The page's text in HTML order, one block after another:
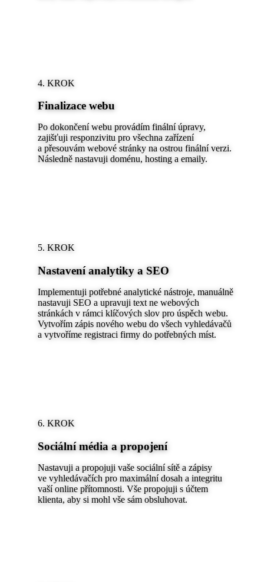
4. KROK
Finalizace webu
Po dokončení webu provádím finální úpravy,
zajišťuji responzivitu pro všechna zařízení
a přesouvám webové stránky na ostrou finální verzi.
Následně nastavuji doménu, hosting a emaily.
5. KROK
Nastavení analytiky a SEO
Implementuji potřebné analytické nástroje, manuálně
nastavuji SEO a upravuji text ne webových
stránkách v rámci klíčových slov pro úspěch webu.
Vytvořím zápis nového webu do všech vyhledávačů
a vytvoříme registraci firmy do potřebných míst.
6. KROK
Sociální média a propojení
Nastavuji a propojuji vaše sociální sítě a zápisy
ve vyhledávačích pro maximální dosah a integritu
vaší online přítomnosti. Vše propojuji s účtem
klienta, aby si mohl vše sám obsluhovat.